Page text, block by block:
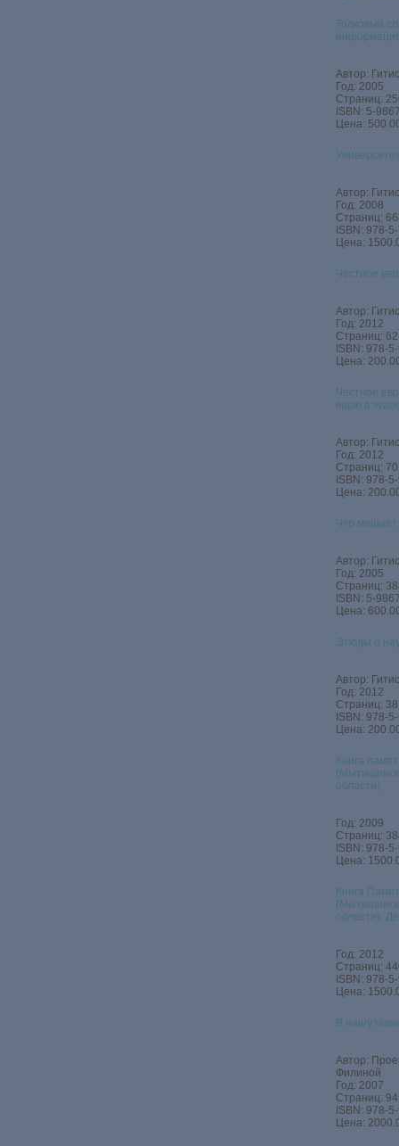
Толковый
Автор:
Год: 2005
Страниц:
ISBN: 5-
Цена:
Автор:
Год: 2008
Страниц:
ISBN: 978-
Цена:
Честное
Автор:
Год: 2012
Страниц: 62
ISBN: 978-
Цена:
Честное
верю в
Автор:
Год: 2012
Страниц: 70
ISBN: 978-
Цена:
Что мешает
Автор:
Год: 2005
Страниц:
ISBN: 5-
Цена:
Этюды о
Автор:
Год: 2012
Страниц: 38
ISBN: 978-
Цена:
Книга
области)
Год: 2009
Страниц:
ISBN: 978-
Цена:
Книга
области).
Год: 2012
Страниц:
ISBN: 978-
Цена:
В нашу
Автор:
Филиной
Год: 2007
Страниц:
ISBN: 978-
Цена: